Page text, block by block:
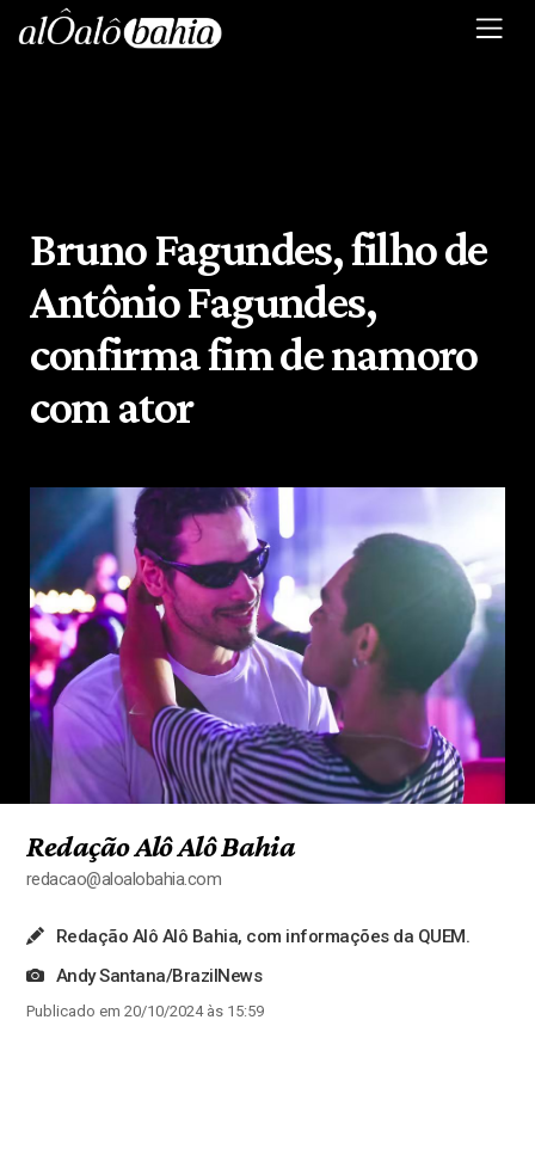
Bruno Fagundes, filho de
Antônio Fagundes,
confirma fim de namoro
com ator
Redação Alô Alô Bahia
redacao@aloalobahia.com
Redação Alô Alô Bahia, com informações da QUEM.
Andy Santana/BrazilNews
Publicado em 20/10/2024 às 15:59